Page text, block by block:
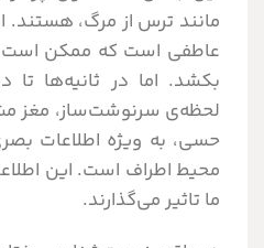
مانند ترس از مرگ،
عاطفی است که ممکن است
بکشد. اما در ثانیه‌ها تا
لحظه‌ی سرنوشت‌ساز، مغز
حسی، به ویژه اطلاعات
محیط اطراف است. این
ما تاثیر می‌گذارند.